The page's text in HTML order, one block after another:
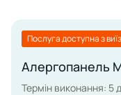
Послуга доступна з
Алергопанель
Термін виконання: 5